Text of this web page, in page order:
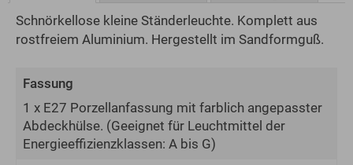
Schnörkellose kleine Ständerleuchte. Komplett aus
rostfreiem Aluminium. Hergestellt im Sandformguß.
Fassung
1 x E27 Porzellanfassung mit farblich angepasster
Abdeckhülse. (Geeignet für Leuchtmittel der
Energie­effizienz­klassen: A bis G)